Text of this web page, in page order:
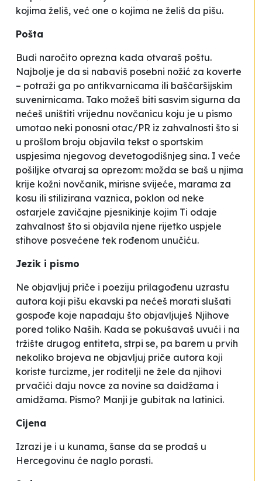
kojima želiš, već one o kojima ne želiš da pišu.
Pošta
Budi naročito oprezna kada otvaraš poštu.
Najbolje je da si nabaviš posebni nožić za koverte
– potraži ga po antikvarnicama ili baščaršijskim
suvenirnicama. Tako možeš biti sasvim sigurna da
nećeš uništiti vrijednu novčanicu koju je u pismo
umotao neki ponosni otac/PR iz zahvalnosti što si
u prošlom broju objavila tekst o sportskim
uspjesima njegovog devetogodišnjeg sina. I veće
pošiljke otvaraj sa oprezom: možda se baš u njima
krije kožni novčanik, mirisne svijeće, marama za
kosu ili stilizirana vaznica, poklon od neke
ostarjele zavičajne pjesnikinje kojim Ti odaje
zahvalnost što si objavila njene rijetko uspjele
stihove posvećene tek rođenom unučiću.
Jezik i pismo
Ne objavljuj priče i poeziju prilagođenu uzrastu
autora koji pišu ekavski pa nećeš morati slušati
gospođe koje napadaju što objavljuješ Njihove
pored toliko Naših. Kada se pokušavaš uvući i na
tržište drugog entiteta, strpi se, pa barem u prvih
nekoliko brojeva ne objavljuj priče autora koji
koriste turcizme, jer roditelji ne žele da njihovi
prvačići daju novce za novine sa daidžama i
amidžama. Pismo? Manji je gubitak na latinici.
Cijena
Izrazi je i u kunama, šanse da se prodaš u
Hercegovinu će naglo porasti.